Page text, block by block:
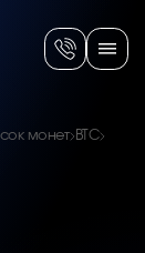
монет BTC